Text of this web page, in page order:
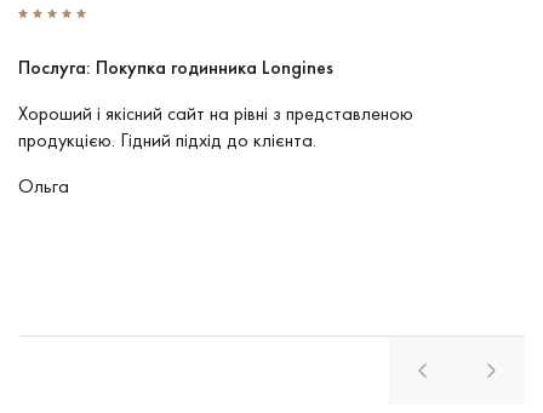
Послуга: Покупка годинника Longines
Хороший і якісний сайт на рівні з представленою
продукцією. Гідний підхід до клієнта.
Ольга